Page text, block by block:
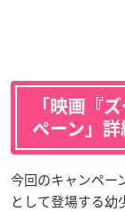
「映画『
ペーン」詳
今回のキャンペー
として登場する幼